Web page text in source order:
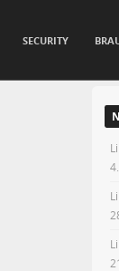
SECURITY